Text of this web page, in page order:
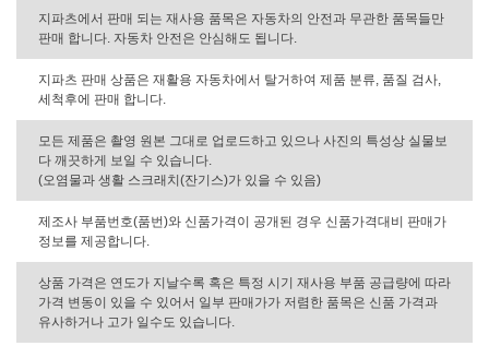
지파츠에서 판매 되는 재사용 품목은 자동차의 안전과 무관한 품목들만
판매 합니다. 자동차 안전은 안심해도 됩니다.
지파츠 판매 상품은 재활용 자동차에서 탈거하여 제품 분류, 품질 검사,
세척후에 판매 합니다.
모든 제품은 촬영 원본 그대로 업로드하고 있으나 사진의 특성상 실물보
다 깨끗하게 보일 수 있습니다.
(오염물과 생활 스크래치(잔기스)가 있을 수 있음)
제조사 부품번호(품번)와 신품가격이 공개된 경우 신품가격대비 판매가
정보를 제공합니다.
상품 가격은 연도가 지날수록 혹은 특정 시기 재사용 부품 공급량에 따라
가격 변동이 있을 수 있어서 일부 판매가가 저렴한 품목은 신품 가격과
유사하거나 고가 일수도 있습니다.